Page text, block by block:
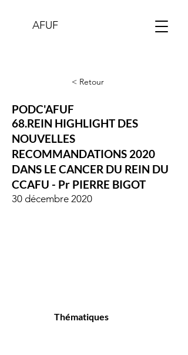
AFUF
< Retour
PODC'AFUF
68.REIN HIGHLIGHT DES
NOUVELLES
RECOMMANDATIONS 2020
DANS LE CANCER DU REIN DU
CCAFU - Pr PIERRE BIGOT
30 décembre 2020
Thématiques